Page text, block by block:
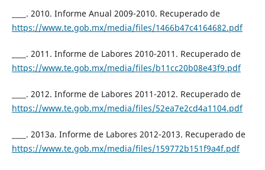
____. 2010. Informe Anual 2009-2010. Recuperado de
https://www.te.gob.mx/media/files/1466b47c4164682.pdf
____. 2011. Informe de Labores 2010-2011. Recuperado de
https://www.te.gob.mx/media/files/b11cc20b08e43f9.pdf
____. 2012. Informe de Labores 2011-2012. Recuperado de
https://www.te.gob.mx/media/files/52ea7e2cd4a1104.pdf
____. 2013a. Informe de Labores 2012-2013. Recuperado de
https://www.te.gob.mx/media/files/159772b151f9a4f.pdf